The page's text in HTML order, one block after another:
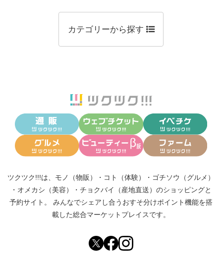
カテゴリーから探す
ツクツク!!!は、 モノ（物販） ・ コト（体験） ・ ゴチソウ（グルメ）
・ オメカシ（美容） ・ チョクバイ（産地直送） のショッピングと
予約サイト。
みんなでシェアし合う おすそ分けポイント機能を搭
載した総合マーケットプレイスです。